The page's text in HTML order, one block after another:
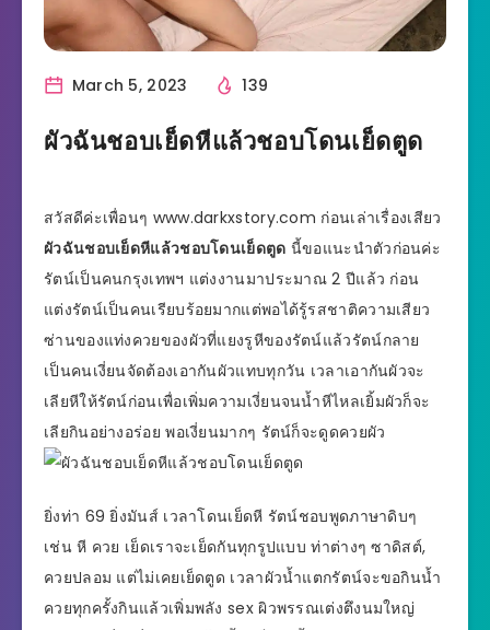
March 5, 2023 139
ผัวฉันชอบเย็ดหีแล้วชอบโดนเย็ดตูด
สวัสดีค่ะเพื่อนๆ www.darkxstory.com ก่อนเล่าเรื่องเสียว
ผัวฉันชอบเย็ดหีแล้วชอบโดนเย็ดตูด นี้ขอแนะนำตัวก่อนค่ะ
รัตน์เป็นคนกรุงเทพฯ แต่งงานมาประมาณ 2 ปีแล้ว ก่อน
แต่งรัตน์เป็นคนเรียบร้อยมากแต่พอได้รู้รสชาติความเสียว
ซ่านของแท่งควยของผัวที่แยงรูหีของรัตน์แล้วรัตน์กลาย
เป็นคนเงี่ยนจัดต้องเอากันผัวแทบทุกวัน เวลาเอากันผัวจะ
เลียหีให้รัตน์ก่อนเพื่อเพิ่มความเงี่ยนจนน้ำหีไหลเยิ้มผัวก็จะ
เลียกินอย่างอร่อย พอเงี่ยนมากๆ รัตน์ก็จะดูดควยผัว
ยิ่งท่า 69 ยิ่งมันส์ เวลาโดนเย็ดหี รัตน์ชอบพูดภาษาดิบๆ
เช่น หี ควย เย็ดเราจะเย็ดกันทุกรูปแบบ ท่าต่างๆ ซาดิสต์,
ควยปลอม แต่ไม่เคยเย็ดตูด เวลาผัวน้ำแตกรัตน์จะขอกินน้ำ
ควยทุกครั้งกินแล้วเพิ่มพลัง sex ผิวพรรณเต่งตึงนมใหญ่